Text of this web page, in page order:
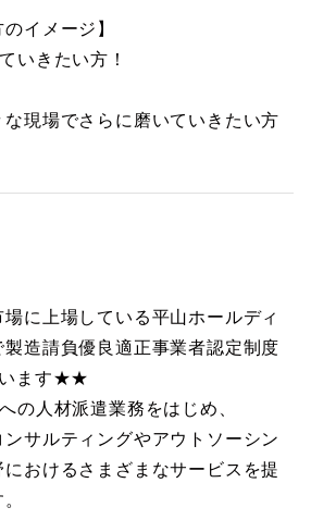
イメージ】
いきたい方！
現場でさらに磨いていきたい方
に上場している平山ホールディ
造請負優良適正事業者認定制度
います★★
の人材派遣業務をはじめ、
サルティングやアウトソーシン
おけるさまざまなサービスを提